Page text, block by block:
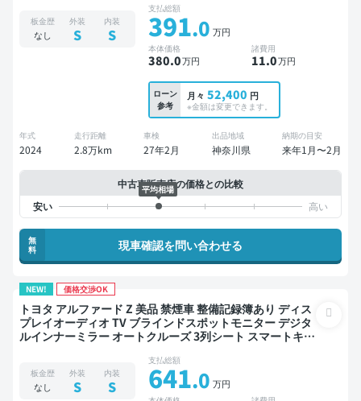
板金歴
なし
外装
S
内装
S
支払総額
391.0 万円
本体価格
380.0万円
諸費用
11.0万円
ローン
参考
月々 52,400 円
※金額は変更できます。
年式
2024
走行距離
2.8万km
車検
27年2月
出品地域
神奈川県
納期の目安
来年1月〜2月
中古車販売店の価格との比較
平均相場
無
料
現車確認を問い合わせる
NEW! 価格交渉OK
トヨタ アルファード Z 美品 禁煙車 整備記録簿あり ディス
プレイオーディオ TV ブラインドスポットモニター デジタ
ルインナーミラー オートクルーズ 3列シート スマートキー
減 両側電動スライドドア 7人乗り
板金歴
なし
外装
S
内装
S
支払総額
641.0 万円